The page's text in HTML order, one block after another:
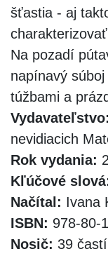
šťastia - aj
Na pozadí
napínavý
túžbami a
Vydavateľstvo:
nevidiacich
Rok vydania:
Kľúčové
Načítal: Ivana
ISBN: 978-80-
Nosič: 39 častí